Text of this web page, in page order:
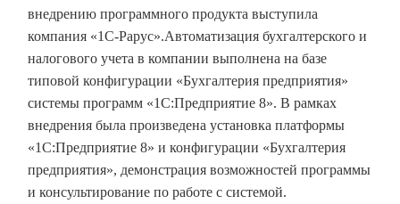
внедрению программного продукта выступила
компания «1С-Рарус».Автоматизация бухгалтерского и
налогового учета в компании выполнена на базе
типовой конфигурации «Бухгалтерия предприятия»
системы программ «1С:Предприятие 8». В рамках
внедрения была произведена установка платформы
«1С:Предприятие 8» и конфигурации «Бухгалтерия
предприятия», демонстрация возможностей программы
и консультирование по работе с системой.